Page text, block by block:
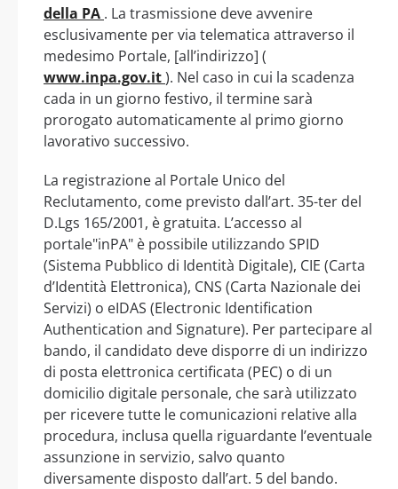
della PA . La trasmissione deve avvenire
esclusivamente per via telematica attraverso il
medesimo Portale, [all’indirizzo] (
www.inpa.gov.it). Nel caso in cui la scadenza
cada in un giorno festivo, il termine sarà
prorogato automaticamente al primo giorno
lavorativo successivo.
La registrazione al Portale Unico del
Reclutamento, come previsto dall’art. 35-ter del
D.Lgs 165/2001, è gratuita. L’accesso al
portale"inPA" è possibile utilizzando SPID
(Sistema Pubblico di Identità Digitale), CIE (Carta
d’Identità Elettronica), CNS (Carta Nazionale dei
Servizi) o eIDAS (Electronic Identification
Authentication and Signature). Per partecipare al
bando, il candidato deve disporre di un indirizzo
di posta elettronica certificata (PEC) o di un
domicilio digitale personale, che sarà utilizzato
per ricevere tutte le comunicazioni relative alla
procedura, inclusa quella riguardante l’eventuale
assunzione in servizio, salvo quanto
diversamente disposto dall’art. 5 del bando.